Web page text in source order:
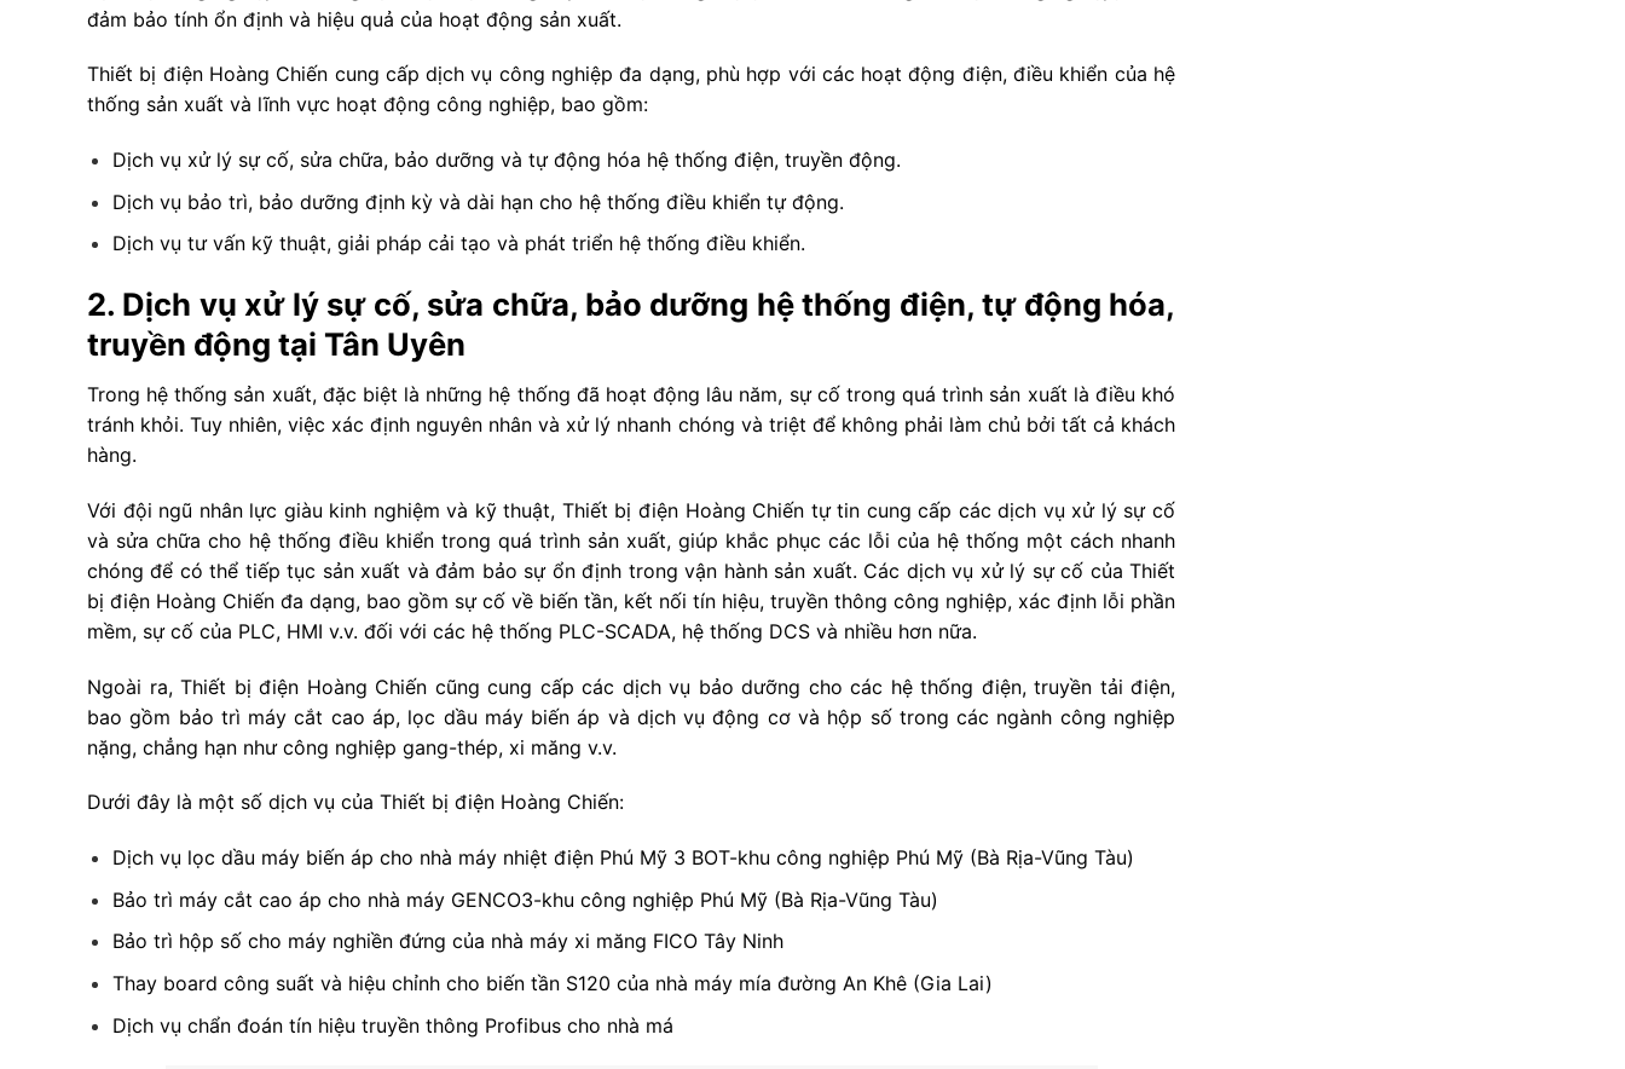
đảm bảo tính ổn định và hiệu quả của hoạt động sản xuất.
Thiết bị điện Hoàng Chiến cung cấp dịch vụ công nghiệp đa dạng, phù hợp với các hoạt động điện, điều khiển của hệ
thống sản xuất và lĩnh vực hoạt động công nghiệp, bao gồm:
Dịch vụ xử lý sự cố, sửa chữa, bảo dưỡng và tự động hóa hệ thống điện, truyền động.
Dịch vụ bảo trì, bảo dưỡng định kỳ và dài hạn cho hệ thống điều khiển tự động.
Dịch vụ tư vấn kỹ thuật, giải pháp cải tạo và phát triển hệ thống điều khiển.
2. Dịch vụ xử lý sự cố, sửa chữa, bảo dưỡng hệ thống điện, tự động hóa,
truyền động tại Tân Uyên
Trong hệ thống sản xuất, đặc biệt là những hệ thống đã hoạt động lâu năm, sự cố trong quá trình sản xuất là điều khó
tránh khỏi. Tuy nhiên, việc xác định nguyên nhân và xử lý nhanh chóng và triệt để không phải làm chủ bởi tất cả khách
hàng.
Với đội ngũ nhân lực giàu kinh nghiệm và kỹ thuật, Thiết bị điện Hoàng Chiến tự tin cung cấp các dịch vụ xử lý sự cố
và sửa chữa cho hệ thống điều khiển trong quá trình sản xuất, giúp khắc phục các lỗi của hệ thống một cách nhanh
chóng để có thể tiếp tục sản xuất và đảm bảo sự ổn định trong vận hành sản xuất. Các dịch vụ xử lý sự cố của Thiết
bị điện Hoàng Chiến đa dạng, bao gồm sự cố về biến tần, kết nối tín hiệu, truyền thông công nghiệp, xác định lỗi phần
mềm, sự cố của PLC, HMI v.v. đối với các hệ thống PLC-SCADA, hệ thống DCS và nhiều hơn nữa.
Ngoài ra, Thiết bị điện Hoàng Chiến cũng cung cấp các dịch vụ bảo dưỡng cho các hệ thống điện, truyền tải điện,
bao gồm bảo trì máy cắt cao áp, lọc dầu máy biến áp và dịch vụ động cơ và hộp số trong các ngành công nghiệp
nặng, chẳng hạn như công nghiệp gang-thép, xi măng v.v.
Dưới đây là một số dịch vụ của Thiết bị điện Hoàng Chiến:
Dịch vụ lọc dầu máy biến áp cho nhà máy nhiệt điện Phú Mỹ 3 BOT-khu công nghiệp Phú Mỹ (Bà Rịa-Vũng Tàu)
Bảo trì máy cắt cao áp cho nhà máy GENCO3-khu công nghiệp Phú Mỹ (Bà Rịa-Vũng Tàu)
Bảo trì hộp số cho máy nghiền đứng của nhà máy xi măng FICO Tây Ninh
Thay board công suất và hiệu chỉnh cho biến tần S120 của nhà máy mía đường An Khê (Gia Lai)
Dịch vụ chẩn đoán tín hiệu truyền thông Profibus cho nhà má